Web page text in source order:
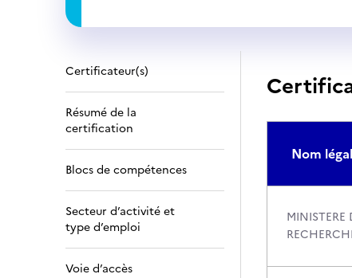
Certificateur(s)
Résumé de la
certification
Blocs de compétences
Secteur d’activité et
type d’emploi
Voie d’accès
Nom légal
MINISTERE